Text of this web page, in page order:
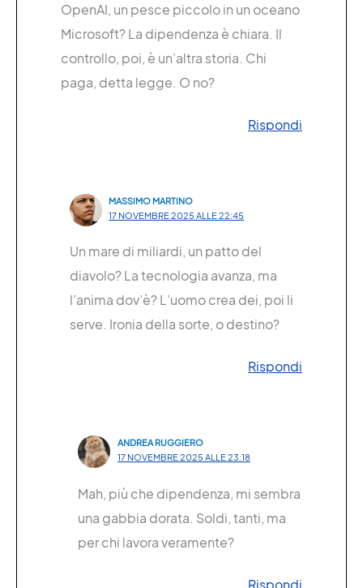
OpenAI, un pesce piccolo in un oceano
Microsoft? La dipendenza è chiara. Il
controllo, poi, è un’altra storia. Chi
paga, detta legge. O no?
Rispondi
MASSIMO MARTINO
17 NOVEMBRE 2025 ALLE 22:45
Un mare di miliardi, un patto del
diavolo? La tecnologia avanza, ma
l’anima dov’è? L’uomo crea dei, poi li
serve. Ironia della sorte, o destino?
Rispondi
ANDREA RUGGIERO
17 NOVEMBRE 2025 ALLE 23:18
Mah, più che dipendenza, mi sembra
una gabbia dorata. Soldi, tanti, ma
per chi lavora veramente?
Rispondi